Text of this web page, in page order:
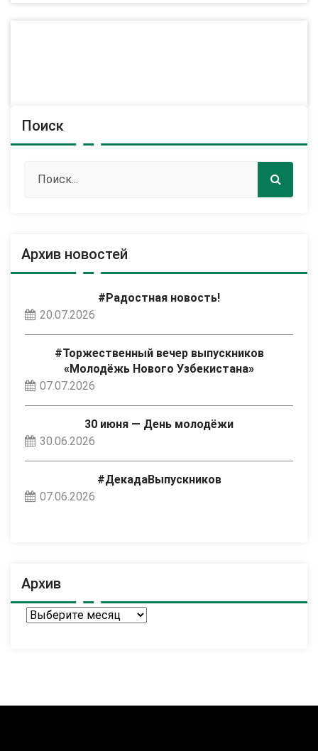
Поиск
Архив новостей
#Радостная новость!
20.07.2026
#Торжественный вечер выпускников
«Молодёжь Нового Узбекистана»
07.07.2026
30 июня — День молодёжи
30.06.2026
#ДекадаВыпускников
07.06.2026
Архив
Архив